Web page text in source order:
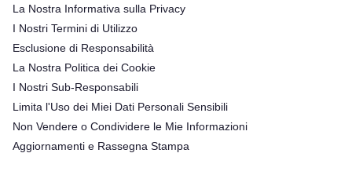
La Nostra Informativa sulla Privacy
I Nostri Termini di Utilizzo
Esclusione di Responsabilità
La Nostra Politica dei Cookie
I Nostri Sub-Responsabili
Limita l'Uso dei Miei Dati Personali Sensibili
Non Vendere o Condividere le Mie Informazioni
Aggiornamenti e Rassegna Stampa